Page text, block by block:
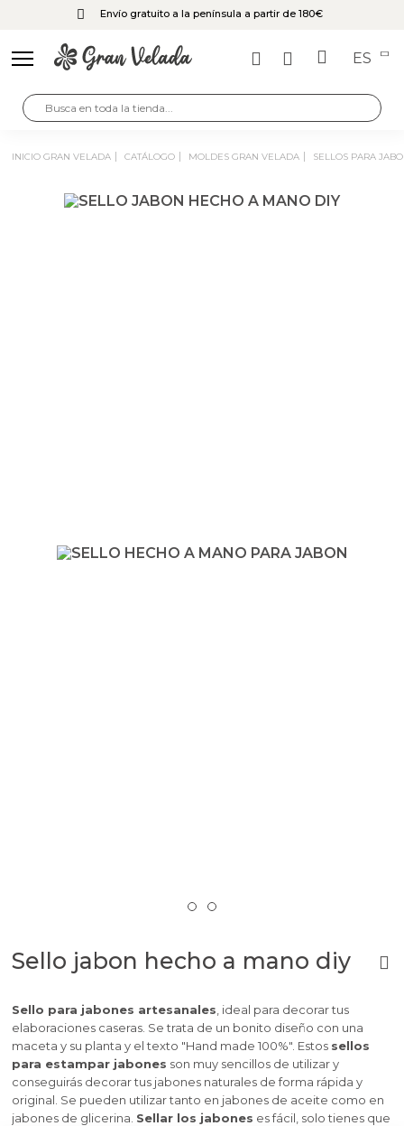
Envío gratuito a la península a partir de 180€
ES
INICIO GRAN VELADA CATÁLOGO MOLDES GRAN VELADA SELLOS PARA
Sello jabon hecho a mano diy
Sello para jabones artesanales , ideal para decorar tus
elaboraciones caseras. Se trata de un bonito diseño con una
maceta y su planta y el texto "Hand made 100%". Estos sellos
para estampar jabones son muy sencillos de utilizar y
conseguirás decorar tus jabones naturales de forma rápida y
original. Se pueden utilizar tanto en jabones de aceite como en
jabones de glicerina. Sellar los jabones es fácil, solo tienes que